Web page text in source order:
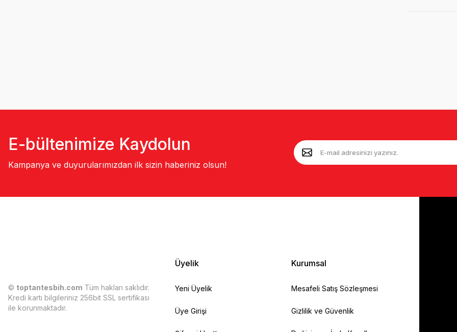
E-bültenimize Kaydolun
Kampanya ve duyurularımızdan ilk sizin haberiniz olsun!
© toptantesbih.com Tüm hakları saklıdır.
Kredi kartı bilgileriniz 256bit SSL sertifikası
ile korunmaktadır.
Üyelik
Yeni Üyelik
Üye Girişi
Kurumsal
Mesafeli Satış Sözleşmesi
Gizlilik ve Güvenlik